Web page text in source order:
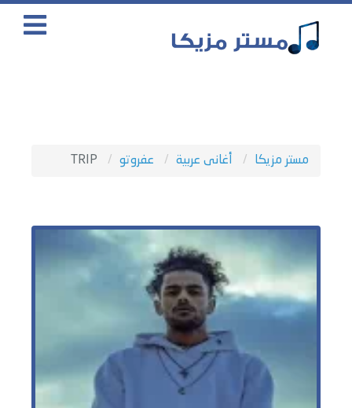
مستر مزيكا أغانى عربية عفروتو TRIP